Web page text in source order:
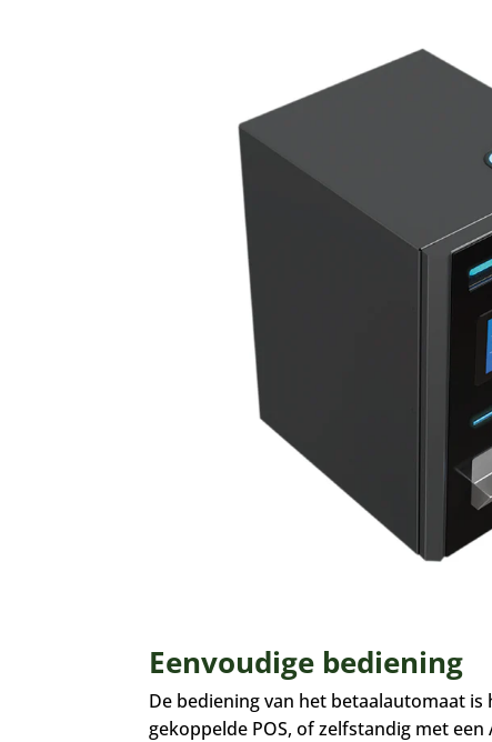
Eenvoudige bediening
De bediening van het betaalautomaat is
gekoppelde POS, of zelfstandig met